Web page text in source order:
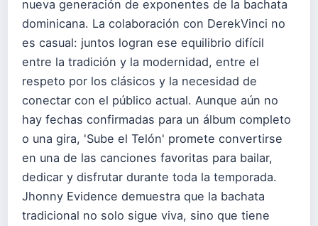
nueva generación de exponentes de la bachata
dominicana. La colaboración con DerekVinci no
es casual: juntos logran ese equilibrio difícil
entre la tradición y la modernidad, entre el
respeto por los clásicos y la necesidad de
conectar con el público actual. Aunque aún no
hay fechas confirmadas para un álbum completo
o una gira, 'Sube el Telón' promete convertirse
en una de las canciones favoritas para bailar,
dedicar y disfrutar durante toda la temporada.
Jhonny Evidence demuestra que la bachata
tradicional no solo sigue viva, sino que tiene